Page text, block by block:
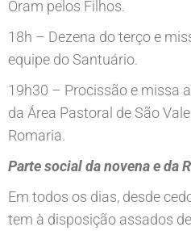
Oram pelos Filhos.
18h – Dezena do terço e
equipe do Santuário.
19h30 – Procissão e missa
da Área Pastoral de São
Romaria.
Parte social da novena e da
Em todos os dias, desde
tem à disposição assados